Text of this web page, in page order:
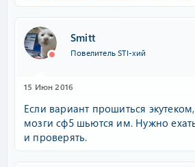
Smitt
Повелитель STI-хий
15 Июн 2016
Если вариант прошиться
мозги сф5 шьются им. Нужно
и проверять.